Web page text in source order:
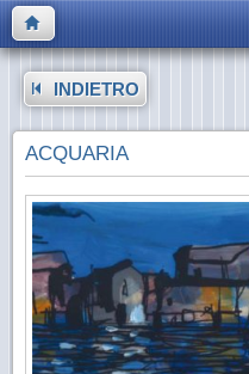
INDIETRO
ACQUARIA